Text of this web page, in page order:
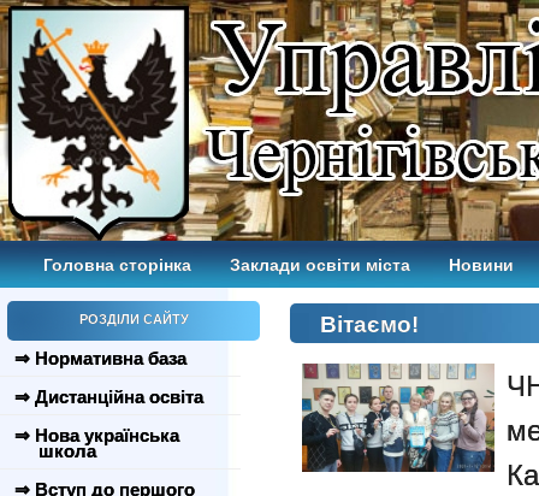
Головна сторінка Заклади освіти міста Новини
РОЗДІЛИ САЙТУ
⇒ Нормативна база
⇒ Дистанційна освіта
⇒ Нова українська
школа
⇒ Вступ до першого
Вітаємо!